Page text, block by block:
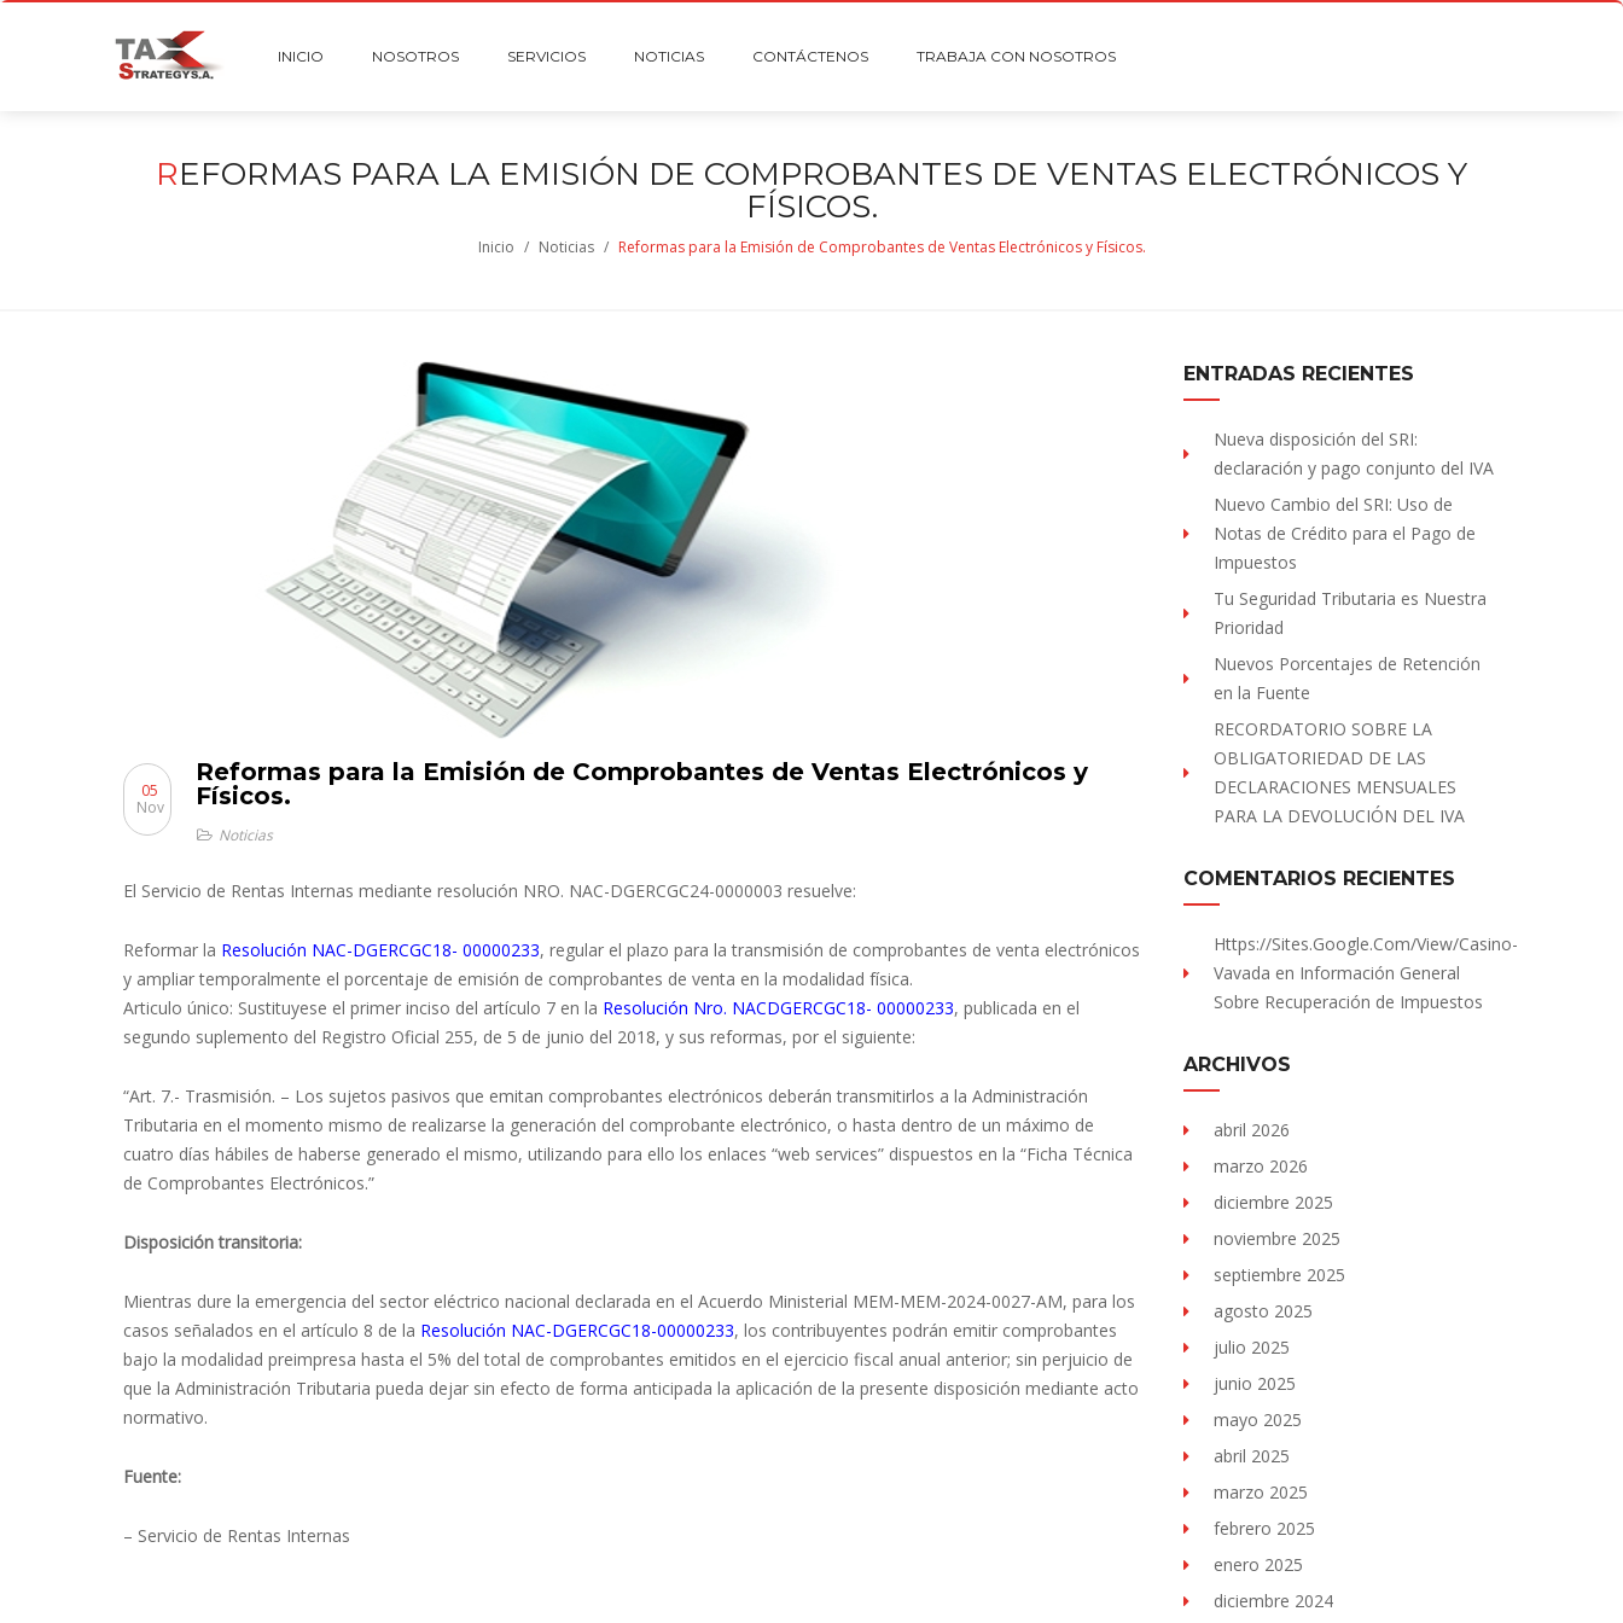
INICIO NOSOTROS SERVICIOS NOTICIAS CONTÁCTENOS TRABAJA CON NOSOTROS
REFORMAS PARA LA EMISIÓN DE COMPROBANTES DE VENTAS ELECTRÓNICOS Y
FÍSICOS.
Inicio / Noticias / Reformas para la Emisión de Comprobantes de Ventas Electrónicos y Físicos.
Reformas para la Emisión de Comprobantes de Ventas Electrónicos y
Físicos.
05
Nov
Noticias
El Servicio de Rentas Internas mediante resolución NRO. NAC-DGERCGC24-0000003 resuelve:
Reformar la Resolución NAC-DGERCGC18- 00000233, regular el plazo para la transmisión de comprobantes de venta electrónicos
y ampliar temporalmente el porcentaje de emisión de comprobantes de venta en la modalidad física.
Articulo único: Sustituyese el primer inciso del artículo 7 en la Resolución Nro. NACDGERCGC18- 00000233, publicada en el
segundo suplemento del Registro Oficial 255, de 5 de junio del 2018, y sus reformas, por el siguiente:
“Art. 7.- Trasmisión. – Los sujetos pasivos que emitan comprobantes electrónicos deberán transmitirlos a la Administración
Tributaria en el momento mismo de realizarse la generación del comprobante electrónico, o hasta dentro de un máximo de
cuatro días hábiles de haberse generado el mismo, utilizando para ello los enlaces “web services” dispuestos en la “Ficha Técnica
de Comprobantes Electrónicos.”
Disposición transitoria:
Mientras dure la emergencia del sector eléctrico nacional declarada en el Acuerdo Ministerial MEM-MEM-2024-0027-AM, para los
casos señalados en el artículo 8 de la Resolución NAC-DGERCGC18-00000233, los contribuyentes podrán emitir comprobantes
bajo la modalidad preimpresa hasta el 5% del total de comprobantes emitidos en el ejercicio fiscal anual anterior; sin perjuicio de
que la Administración Tributaria pueda dejar sin efecto de forma anticipada la aplicación de la presente disposición mediante acto
normativo.
Fuente:
– Servicio de Rentas Internas
ENTRADAS RECIENTES
Nueva disposición del SRI:
declaración y pago conjunto del IVA
Nuevo Cambio del SRI: Uso de
Notas de Crédito para el Pago de
Impuestos
Tu Seguridad Tributaria es Nuestra
Prioridad
Nuevos Porcentajes de Retención
en la Fuente
RECORDATORIO SOBRE LA
OBLIGATORIEDAD DE LAS
DECLARACIONES MENSUALES
PARA LA DEVOLUCIÓN DEL IVA
COMENTARIOS RECIENTES
Https://sites.Google.com/view/Casino-
Vavada en Información General
Sobre Recuperación de Impuestos
ARCHIVOS
abril 2026
marzo 2026
diciembre 2025
noviembre 2025
septiembre 2025
agosto 2025
julio 2025
junio 2025
mayo 2025
abril 2025
marzo 2025
febrero 2025
enero 2025
diciembre 2024